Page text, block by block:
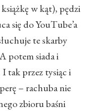
w kąt), pędzi
się do YouTube’a
te skarby
potem siada i
tak przez tysiąc i
– rachuba nie
zbioru baśni